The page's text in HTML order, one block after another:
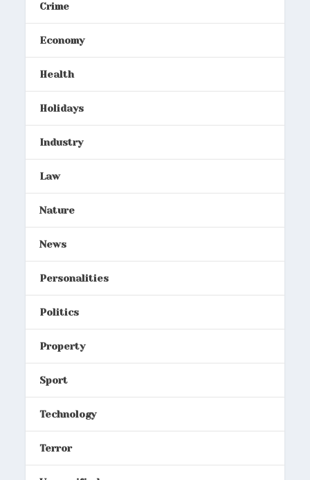
Crime
Economy
Health
Holidays
Industry
Law
Nature
News
Personalities
Politics
Property
Sport
Technology
Terror